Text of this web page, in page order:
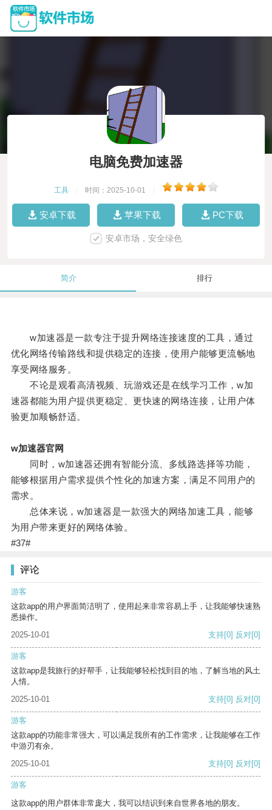
电脑免费加速器
工具 时间：2025-10-01
安卓下载 苹果下载 PC下载
安卓市场，安全绿色
简介 排行
w加速器是一款专注于提升网络连接速度的工具，通过
优化网络传输路线和提供稳定的连接，使用户能够更流畅地
享受网络服务。
不论是观看高清视频、玩游戏还是在线学习工作，w加
速器都能为用户提供更稳定、更快速的网络连接，让用户体
验更加顺畅舒适。
w加速器官网
同时，w加速器还拥有智能分流、多线路选择等功能，
能够根据用户需求提供个性化的加速方案，满足不同用户的
需求。
总体来说，w加速器是一款强大的网络加速工具，能够
为用户带来更好的网络体验。
#37#
评论
游客
这款app的用户界面简洁明了，使用起来非常容易上手，让我能够快速熟
悉操作。
2025-10-01
支持[0] 反对[0]
游客
这款app是我旅行的好帮手，让我能够轻松找到目的地，了解当地的风土
人情。
2025-10-01
支持[0] 反对[0]
游客
这款app的功能非常强大，可以满足我所有的工作需求，让我能够在工作
中游刃有余。
2025-10-01
支持[0] 反对[0]
游客
这款app的用户群体非常庞大，我可以结识到来自世界各地的朋友。